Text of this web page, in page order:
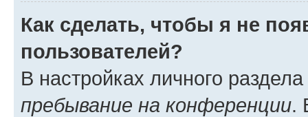
Как сделать, чтобы я не
пользователей?
В настройках личного
пребывание на конференции.